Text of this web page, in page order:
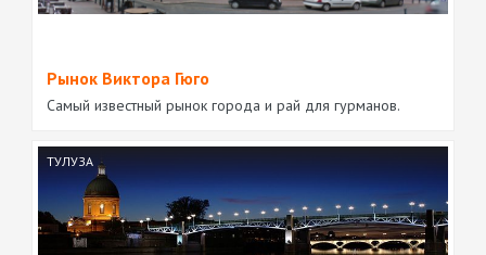
Рынок Виктора Гюго
Самый известный рынок города и рай для гурманов.
ТУЛУЗА